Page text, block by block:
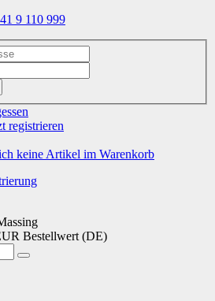
9 110 999
registrieren
keine Artikel im Warenkorb
Bestellwert (DE)